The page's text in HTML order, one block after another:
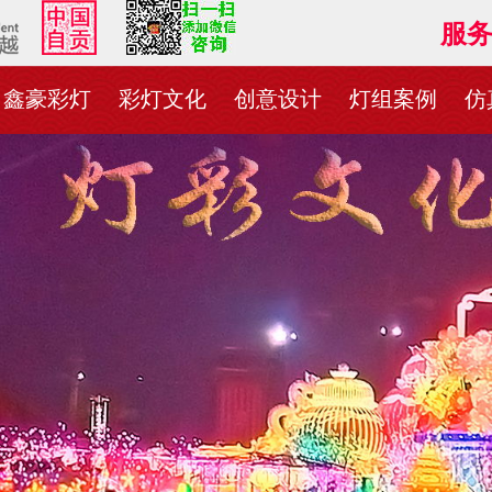
服
仿
灯组案例
创意设计
彩灯文化
鑫豪彩灯